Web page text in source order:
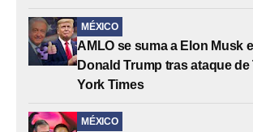
MÉXICO
AMLO se suma a Elon Musk
Donald Trump tras ataque de
York Times
MÉXICO